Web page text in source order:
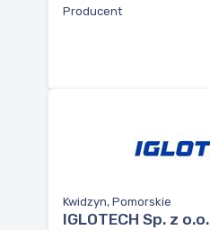
Producent
Kwidzyn, Pomorskie
IGLOTECH Sp. z o.o.